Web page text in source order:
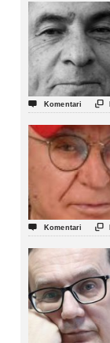
 Komentari 
 Komentari 